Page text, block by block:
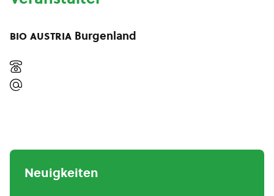
bio austria Burgenland
Neuigkeiten